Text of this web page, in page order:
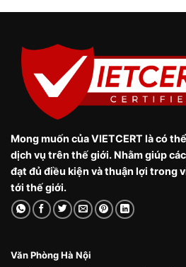
Mong muốn của VIETCERT là có
dịch vụ trên thế giới. Nhằm giúp
đạt đủ điều kiện và thuận lợi trong
tới thế giới.
Văn Phòng Hà Nội